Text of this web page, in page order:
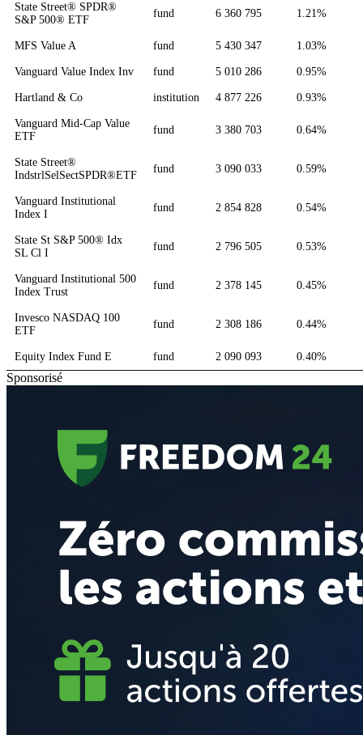
State Street® SPDR®
S&P 500® ETF
fund 6 360 795 1.21%
MFS Value A fund 5 430 347 1.03%
Vanguard Value Index Inv fund 5 010 286 0.95%
Hartland & Co institution 4 877 226 0.93%
Vanguard Mid-Cap Value
ETF
fund 3 380 703 0.64%
State Street®
IndstrlSelSectSPDR®ETF
fund 3 090 033 0.59%
Vanguard Institutional
Index I
fund 2 854 828 0.54%
State St S&P 500® Idx
SL Cl I
fund 2 796 505 0.53%
Vanguard Institutional 500
Index Trust
fund 2 378 145 0.45%
Invesco NASDAQ 100
ETF
fund 2 308 186 0.44%
Equity Index Fund E fund 2 090 093 0.40%
Sponsorisé